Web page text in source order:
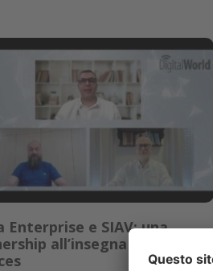
Enterprise e SIAV: una
all’insegna dei Trust